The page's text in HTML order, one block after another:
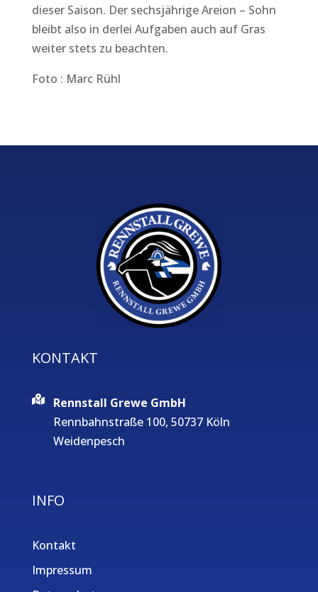
dieser Saison. Der sechsjährige Areion – Sohn
bleibt also in derlei Aufgaben auch auf Gras
weiter stets zu beachten.
Foto : Marc Rühl
KONTAKT
Rennstall Grewe GmbH
Rennbahnstraße 100, 50737 Köln
Weidenpesch
INFO
Kontakt
Impressum